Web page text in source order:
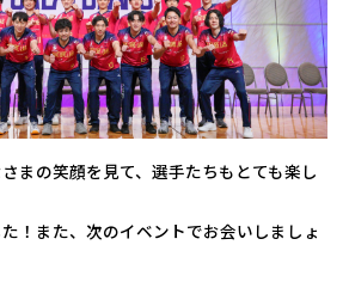
まの笑顔を見て、選手たちもとても楽し
！また、次のイベントでお会いしましょ